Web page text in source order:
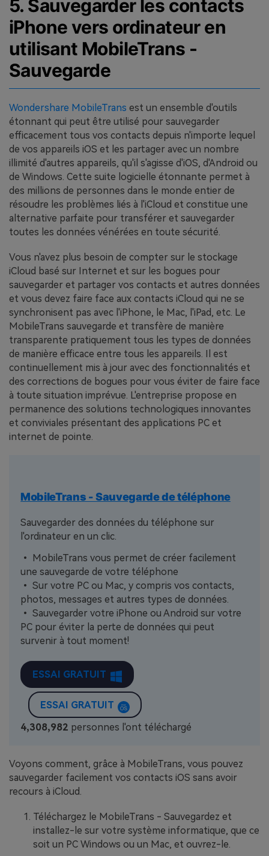
5. Sauvegarder les contacts
iPhone vers ordinateur en
utilisant MobileTrans -
Sauvegarde
Wondershare MobileTrans est un ensemble d'outils
étonnant qui peut être utilisé pour sauvegarder
efficacement tous vos contacts depuis n'importe lequel
de vos appareils iOS et les partager avec un nombre
illimité d'autres appareils, qu'il s'agisse d'iOS, d'Android ou
de Windows. Cette suite logicielle étonnante permet à
des millions de personnes dans le monde entier de
résoudre les problèmes liés à l'iCloud et constitue une
alternative parfaite pour transférer et sauvegarder
toutes les données vénérées en toute sécurité.
Vous n'avez plus besoin de compter sur le stockage
iCloud basé sur Internet et sur les bogues pour
sauvegarder et partager vos contacts et autres données
et vous devez faire face aux contacts iCloud qui ne se
synchronisent pas avec l'iPhone, le Mac, l'iPad, etc. Le
MobileTrans sauvegarde et transfère de manière
transparente pratiquement tous les types de données
de manière efficace entre tous les appareils. Il est
continuellement mis à jour avec des fonctionnalités et
des corrections de bogues pour vous éviter de faire face
à toute situation imprévue. L'entreprise propose en
permanence des solutions technologiques innovantes
et conviviales présentant des applications PC et
internet de pointe.
MobileTrans - Sauvegarde de téléphone
Sauvegarder des données du téléphone sur
l'ordinateur en un clic.
• MobileTrans vous permet de créer facilement
une sauvegarde de votre téléphone
• Sur votre PC ou Mac, y compris vos contacts,
photos, messages et autres types de données.
• Sauvegarder votre iPhone ou Android sur votre
PC pour éviter la perte de données qui peut
survenir à tout moment!
ESSAI GRATUIT
ESSAI GRATUIT
4,308,984 personnes l'ont téléchargé
Voyons comment, grâce à MobileTrans, vous pouvez
sauvegarder facilement vos contacts iOS sans avoir
recours à iCloud.
Téléchargez le MobileTrans - Sauvegardez et
installez-le sur votre système informatique, que ce
soit un PC Windows ou un Mac, et ouvrez-le.